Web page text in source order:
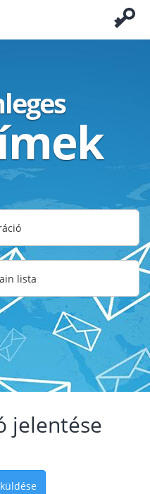
lista
jelentése